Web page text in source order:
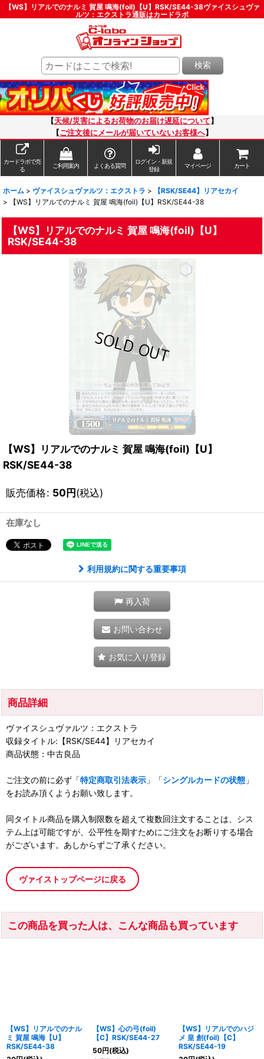
【WS】リアルでのナルミ 賀屋 鳴海(foil)【U】RSK/SE44-38ヴァイスシュヴァ
ルツ：エクストラ通販はカードラボ
検索
【天候/災害によるお荷物のお届け遅延について 】
【ご注文後にメールが届いていないお客様へ】
カードラボで売
る
ご利用案内 よくある質問
ログイン・新規
登録
マイページ カート
ホーム > ヴァイスシュヴァルツ：エクストラ >
【RSK/SE44】リアセカイ
>
【WS】リアルでのナルミ 賀屋 鳴海(foil)【U】RSK/SE44-38
【WS】リアルでのナルミ 賀屋 鳴海(foil)【U】
RSK/SE44-38
【WS】リアルでのナルミ 賀屋 鳴海(foil)【U】
RSK/SE44-38
販売価格: 50円(税込)
在庫なし
利用規約に関する重要事項
再入荷
お問い合わせ
お気に入り登録
商品詳細
ヴァイスシュヴァルツ：エクストラ
収録タイトル:【RSK/SE44】リアセカイ
商品状態：中古良品
ご注文の前に必ず「特定商取引法表示 」「シングルカードの状態 」
をお読み頂くようお願い致します。
同タイトル商品を購入制限数を超えて複数回注文することは、シス
テム上は可能ですが、公平性を期すためにご注文をお断りする場合
がございます。あしからずご了承ください。
ヴァイストップページに戻る
この商品を買った人は、こんな商品も買っています
【WS】リアルでのナル
ミ 賀屋 鳴海【U】
RSK/SE44-38
【WS】心の弓(foil)
【C】RSK/SE44-27
50円(税込)
【WS】リアルでのハジ
メ 皇 創(foil)【C】
RSK/SE44-19